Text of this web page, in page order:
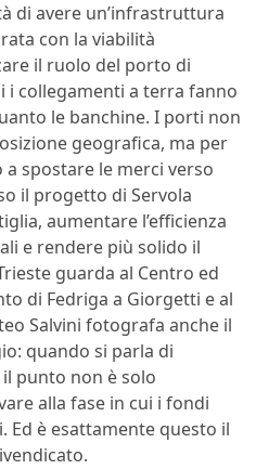
di avere un’infrastruttura
con la viabilità
il ruolo del porto di
i collegamenti a terra fanno
le banchine. I porti non
geografica, ma per
spostare le merci verso
il progetto di Servola
aumentare l’efficienza
e rendere più solido il
guarda al Centro ed
di Fedriga a Giorgetti e al
Salvini fotografa anche il
quando si parla di
punto non è solo
alla fase in cui i fondi
Ed è esattamente questo il